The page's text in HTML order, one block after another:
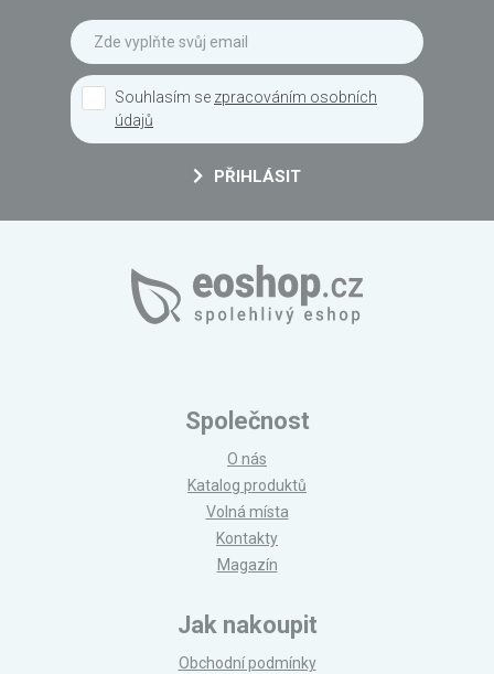
Souhlasím se zpracováním osobních
údajů
PŘIHLÁSIT
Společnost
O nás
Katalog produktů
Volná místa
Kontakty
Magazín
Jak nakoupit
Obchodní podmínky